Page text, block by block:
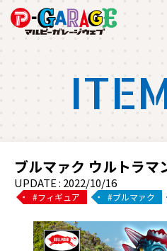
ブルマァク ウルトラマ
UPDATE : 2022/10/16
フィギュア ブルマァク